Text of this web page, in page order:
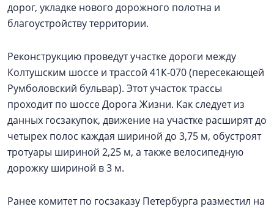
дорог, укладке нового дорожного полотна и
благоустройству территории.
Реконструкцию проведут участке дороги между
Колтушским шоссе и трассой 41К-070 (пересекающей
Румболовский бульвар). Этот участок трассы
проходит по шоссе Дорога Жизни. Как следует из
данных госзакупок, движение на участке расширят до
четырех полос каждая шириной до 3,75 м, обустроят
тротуары шириной 2,25 м, а также велосипедную
дорожку шириной в 3 м.
Ранее комитет по госзаказу Петербурга разместил на